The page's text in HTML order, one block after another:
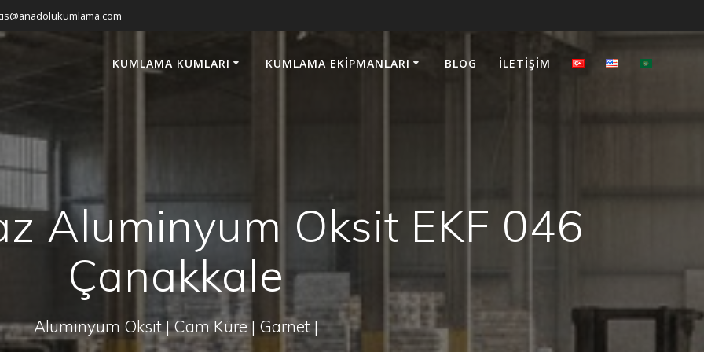
KUMLAMA KUMLARI KUMLAMA EKIPMANLARI BLOG İLETIŞIM
Aluminyum Oksit EKF 046
Çanakkale
Aluminyum Oksit | Cam Küre | Garnet |